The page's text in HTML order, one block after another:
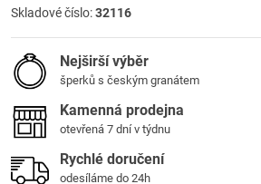
Skladové číslo:32116
Nejširší výběr
šperků s českým granátem
Kamenná prodejna
otevřená 7 dní v týdnu
Rychlé doručení
odesíláme do 24h